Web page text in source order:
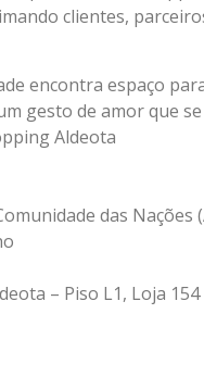
clientes,
encontra espaço
gesto de amor que
Aldeota
das Nações
– Piso L1, Loja 154